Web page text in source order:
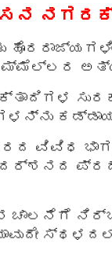
ವಿವಿಧ
ದರ್ಶನದ